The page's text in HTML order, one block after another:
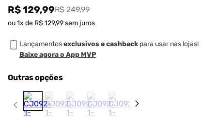
R$ 129,99R$ 249,99
ou1x de R$ 129,99sem juros
Lançamentosexclusivos e cashback para usar nas lojas!
Baixe agora o App MVP
Outras opções